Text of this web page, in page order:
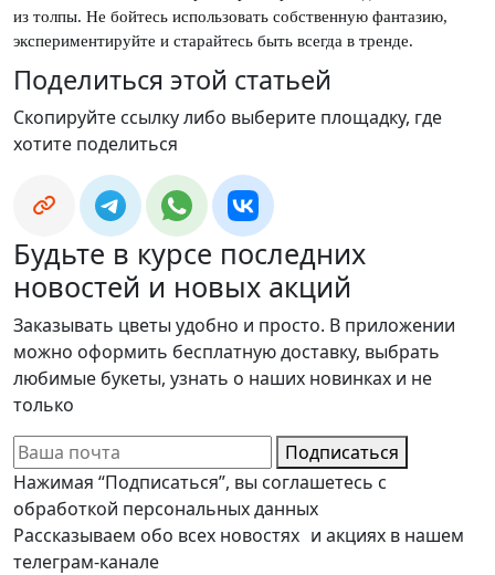
из толпы. Не бойтесь использовать собственную фантазию,
экспериментируйте и старайтесь быть всегда в тренде.
Поделиться этой статьей
Скопируйте ссылку либо выберите площадку, где
хотите поделиться
Будьте в курсе последних
новостей и новых акций
Заказывать цветы удобно и просто. В приложении
можно оформить бесплатную доставку, выбрать
любимые букеты, узнать о наших новинках и не
только
Подписаться
Нажимая “Подписаться”, вы соглашетесь с
обработкой персональных данных
Рассказываем обо всех новостях и акциях в нашем
телеграм-канале